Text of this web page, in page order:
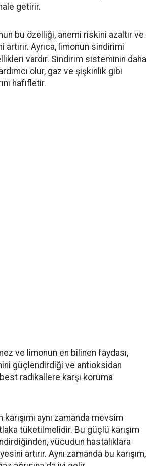
getirir.
bu özelliği, anemi riskini azaltır ve
Ayrıca, limonun sindirimi
vardır. Sindirim sisteminin daha
olur, gaz ve şişkinlik gibi
hafifletir.
ve limonun en bilinen faydası,
güçlendirdiği ve antioksidan
radikallere karşı koruma
aynı zamanda mevsim
tüketilmelidir. Bu güçlü karışım
vücudun hastalıklara
artırır. Aynı zamanda bu karışım,